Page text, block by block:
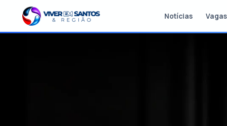
Notícias Vagas